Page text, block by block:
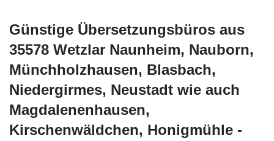
Günstige Übersetzungsbüros aus
35578 Wetzlar Naunheim, Nauborn,
Münchholzhausen, Blasbach,
Niedergirmes, Neustadt wie auch
Magdalenenhausen,
Kirschenwäldchen, Honigmühle -